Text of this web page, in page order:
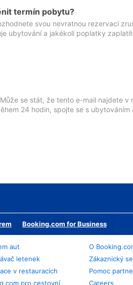
termín pobytu?
svou nevratnou rezervaci
ubytování a jakékoli poplatky
se stát, že tento e-mail najdete v
24 hodin, spojte se s ubytováním
Booking.com for Business
aut
letenek
v restauracích
pro cestovní
O
Zákaznický
Pomoc
Careers